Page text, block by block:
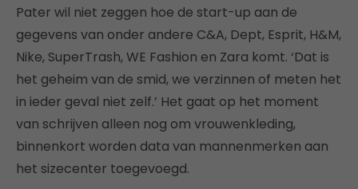
Pater wil niet zeggen hoe de start-up aan de
gegevens van onder andere C&A, Dept, Esprit, H&M,
Nike, SuperTrash, WE Fashion en Zara komt. ‘Dat is
het geheim van de smid, we verzinnen of meten het
in ieder geval niet zelf.’ Het gaat op het moment
van schrijven alleen nog om vrouwenkleding,
binnenkort worden data van mannenmerken aan
het sizecenter toegevoegd.